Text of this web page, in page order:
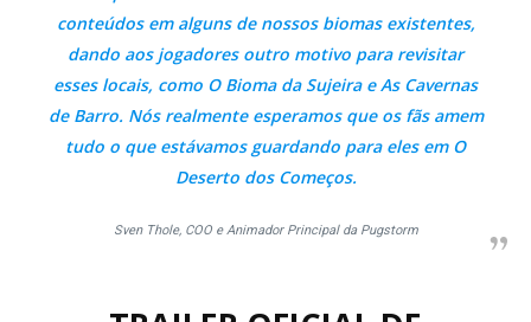
conteúdos em alguns de nossos biomas existentes,
dando aos jogadores outro motivo para revisitar
esses locais, como O Bioma da Sujeira e As Cavernas
de Barro. Nós realmente esperamos que os fãs amem
tudo o que estávamos guardando para eles em O
Deserto dos Começos.
Sven Thole, COO e Animador Principal da Pugstorm